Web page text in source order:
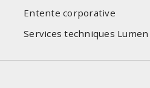
Entente corporative
Services techniques Lumen